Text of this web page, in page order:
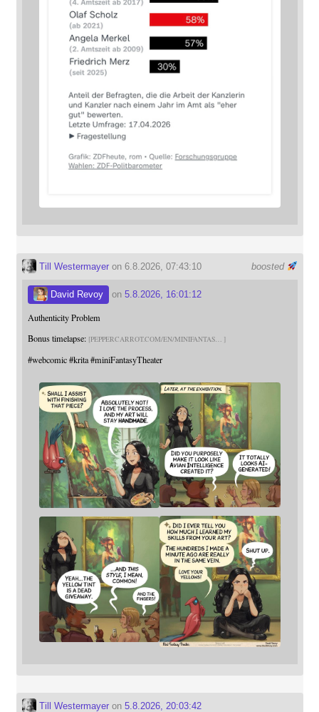
boosted
Till Westermayeron 6.8.2026, 07:43:10
David Revoy on 5.8.2026, 16:01:12
Authenticity Problem
Bonus timelapse: PEPPERCARROT.COM/EN/MINIFANTAS
#webcomic #krita #miniFantasyTheater
Till Westermayeron 5.8.2026, 20:03:42